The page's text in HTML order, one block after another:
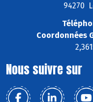
94270
Coordonnées
Nous suivre sur